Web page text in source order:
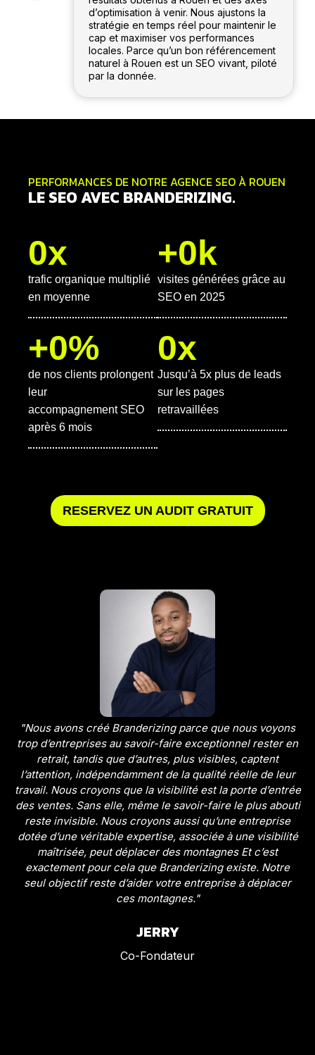
d’optimisation à venir. Nous ajustons la
stratégie en temps réel pour maintenir le
cap et maximiser vos performances
locales. Parce qu’un bon référencement
naturel à Rouen est un SEO vivant, piloté
par la donnée.
PERFORMANCES DE NOTRE AGENCE SEO À ROUEN
LE SEO AVEC BRANDERIZING.
0x
trafic organique multiplié
en moyenne
+0k
visites générées grâce au
SEO en 2025
+0%
de nos clients prolongent
leur
accompagnement SEO
après 6 mois
0x
Jusqu’à 5x plus de leads
sur les pages
retravaillées
RESERVEZ UN AUDIT GRATUIT
"Nous avons créé Branderizing parce que nous voyons
trop d’entreprises au savoir-faire exceptionnel rester en
retrait, tandis que d’autres, plus visibles, captent
l’attention, indépendamment de la qualité réelle de leur
travail. Nous croyons que la visibilité est la porte d’entrée
des ventes. Sans elle, même le savoir-faire le plus abouti
reste invisible. Nous croyons aussi qu’une entreprise
dotée d’une véritable expertise, associée à une visibilité
maîtrisée, peut déplacer des montagnes Et c’est
exactement pour cela que Branderizing existe. Notre
seul objectif reste d’aider votre entreprise à déplacer
ces montagnes."
JERRY
Co-Fondateur